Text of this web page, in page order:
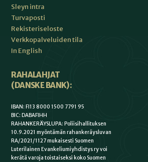
Sleyn intra
Turvaposti
Rekisteriseloste
Verkkopalveluiden tila
In English
RAHALAHJAT
(DANSKE BANK):
IBAN: FI13 8000 1500 7791 95
BIC: DABAFIHH
RAHANKERÄYSLUPA: Poliisihallituksen
10.9.2021 myöntämän rahankeräysluvan
RA/2021/1127 mukaisesti Suomen
Luterilainen Evankeliumiyhdistys ry voi
kerätä varoja toistaiseksi koko Suomen